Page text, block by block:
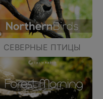
СЕВЕРНЫЕ ПТИЦЫ